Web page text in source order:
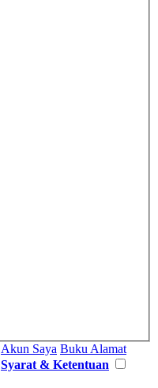
Syarat & Ketentuan
Akun Saya Buku Alamat